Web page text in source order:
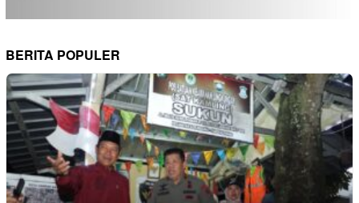
BERITA POPULER